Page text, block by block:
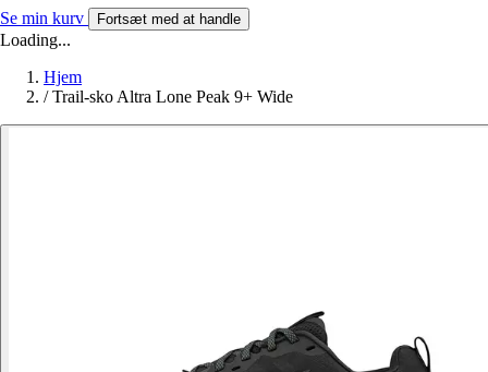
Se min kurv Fortsæt med at handle
Loading...
Hjem
/ Trail-sko Altra Lone Peak 9+ Wide